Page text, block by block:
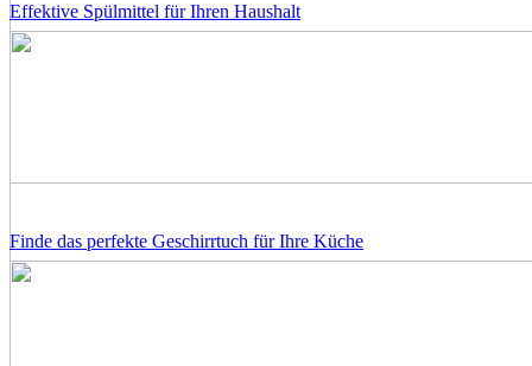
Effektive Spülmittel für Ihren Haushalt
Finde das perfekte Geschirrtuch für Ihre Küche